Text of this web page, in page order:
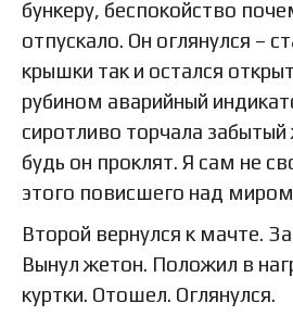
бункеру, беспокойство
отпускало. Он оглянулся –
крышки так и остался
рубином аварийный
сиротливо торчала
будь он проклят. Я сам не
этого повисшего над
Второй вернулся к мачте.
Вынул жетон. Положил в
куртки. Отошел. Оглянулся.